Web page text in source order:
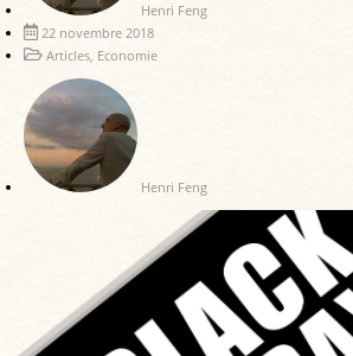
Henri Feng
22 novembre 2018
Articles, Economie
Henri Feng